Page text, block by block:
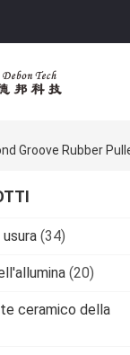
Groove Rubber
(34)
(20)
ceramico della